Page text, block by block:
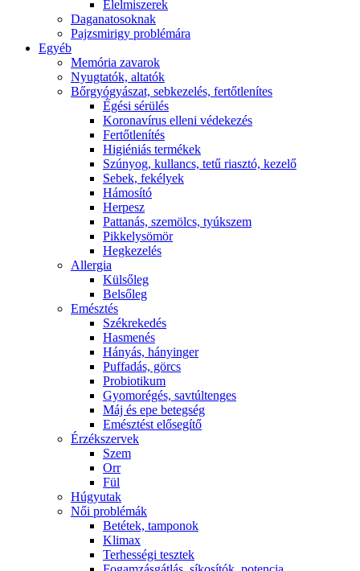
É́lelmiszerek
Daganatosoknak
Pajzsmirigy problémára
Egyéb
Memória zavarok
Nyugtatók, altatók
Bőrgyógyászat, sebkezelés, fertőtlenítes
É́gési sérülés
Koronavírus elleni védekezés
Fertőtlenítés
Higiéniás termékek
Szúnyog, kullancs, tetű riasztó, kezelő
Sebek, fekélyek
Hámosító
Herpesz
Pattanás, szemölcs, tyúkszem
Pikkelysömör
Hegkezelés
Allergia
Külsőleg
Belsőleg
Emésztés
Székrekedés
Hasmenés
Hányás, hányinger
Puffadás, görcs
Probiotikum
Gyomorégés, savtúltenges
Máj és epe betegség
Emésztést elősegítő
Érzékszervek
Szem
Orr
Fül
Húgyutak
Női problémák
Betétek, tamponok
Klimax
Terhességi tesztek